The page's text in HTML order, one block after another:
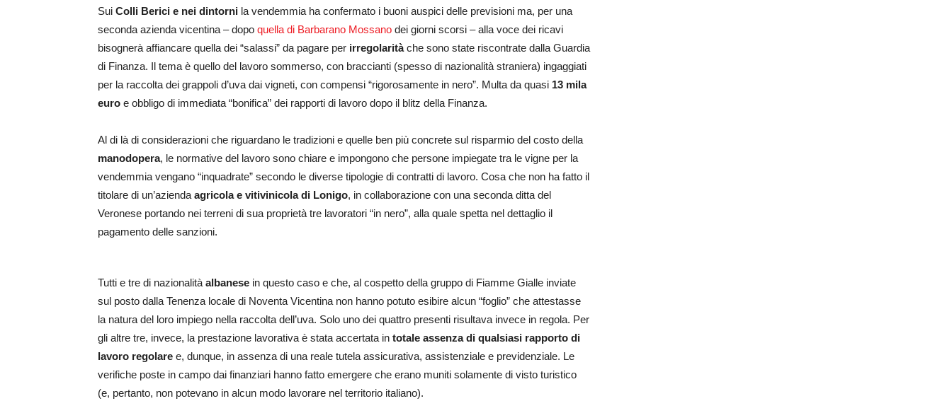
Sui Colli Berici e nei dintorni la vendemmia ha confermato i buoni auspici delle previsioni ma, per una
seconda azienda vicentina – dopo quella di Barbarano Mossano dei giorni scorsi – alla voce dei ricavi
bisognerà affiancare quella dei “salassi” da pagare per irregolaritàche sono state riscontrate dalla Guardia
di Finanza. Il tema è quello del lavoro sommerso, con braccianti (spesso di nazionalità straniera) ingaggiati
per la raccolta dei grappoli d’uva dai vigneti, con compensi “rigorosamente in nero”. Multa da quasi 13 mila
euro e obbligo di immediata “bonifica” dei rapporti di lavoro dopo il blitz della Finanza.
Al di là di considerazioni che riguardano le tradizioni e quelle ben più concrete sul risparmio del costo della
manodopera, le normative del lavoro sono chiare e impongono che persone impiegate tra le vigne per la
vendemmia vengano “inquadrate” secondo le diverse tipologie di contratti di lavoro. Cosa che non ha fatto il
titolare di un’azienda agricola e vitivinicola di Lonigo, in collaborazione con una seconda ditta del
Veronese portando nei terreni di sua proprietà tre lavoratori “in nero”, alla quale spetta nel dettaglio il
pagamento delle sanzioni.
Tutti e tre di nazionalità albanese in questo caso e che, al cospetto della gruppo di Fiamme Gialle inviate
sul posto dalla Tenenza locale di Noventa Vicentina non hanno potuto esibire alcun “foglio” che attestasse
la natura del loro impiego nella raccolta dell’uva. Solo uno dei quattro presenti risultava invece in regola. Per
gli altre tre, invece, la prestazione lavorativa è stata accertata in totale assenza di qualsiasi rapporto di
lavoro regolare e, dunque, in assenza di una reale tutela assicurativa, assistenziale e previdenziale. Le
verifiche poste in campo dai finanziari hanno fatto emergere che erano muniti solamente di visto turistico
(e, pertanto, non potevano in alcun modo lavorare nel territorio italiano).